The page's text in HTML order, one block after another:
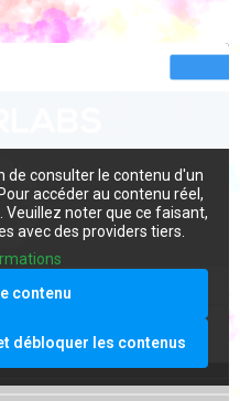
de consulter le contenu d'un
. Pour accéder au contenu réel,
Veuillez noter que ce faisant,
avec des providers tiers.
contenu
débloquer les contenus